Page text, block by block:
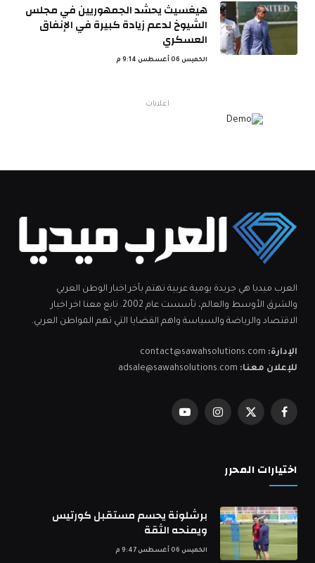
هيغسيث يحشد الجمهوريين في مجلس
الشيوخ لدعم زيادة كبيرة في الإنفاق
العسكري
الخميس 06 أغسطس 9:14 م
اعلانات
العرب ميديا هي جريدة يومية عربية تهتم بآخر اخبار الوطن العربي
والشرق الأوسط والعالم، تأسست عام 2002. تابع معنا اخر اخبار
الاقتصاد والرياضة والسياسة واهم القضايا التي تهم المواطن العربي.
الإدارة: contact@sawahsolutions.com
للإعلان معنا: adsale@sawahsolutions.com
فيسبوكX
الانستغراميوتيوب
اختيارات المحرر
برشلونة يحسم مستقبل كورتيس
ويمنحه الثقة
الخميس 06 أغسطس 9:47 م